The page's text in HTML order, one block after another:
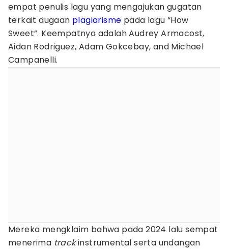
empat penulis lagu yang mengajukan gugatan
terkait dugaan plagiarisme pada lagu “How
Sweet”. Keempatnya adalah Audrey Armacost,
Aidan Rodriguez, Adam Gokcebay, and Michael
Campanelli.
Mereka mengklaim bahwa pada 2024 lalu sempat
menerima trackinstrumental serta undangan